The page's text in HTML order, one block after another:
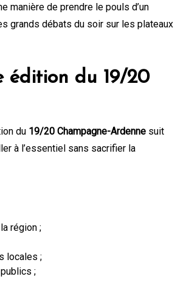
manière de prendre le pouls d’un
grands débats du soir sur les plateaux
édition du 19/20
du 19/20 Champagne-Ardenne suit
à l’essentiel sans sacrifier la
région ;
locales ;
;